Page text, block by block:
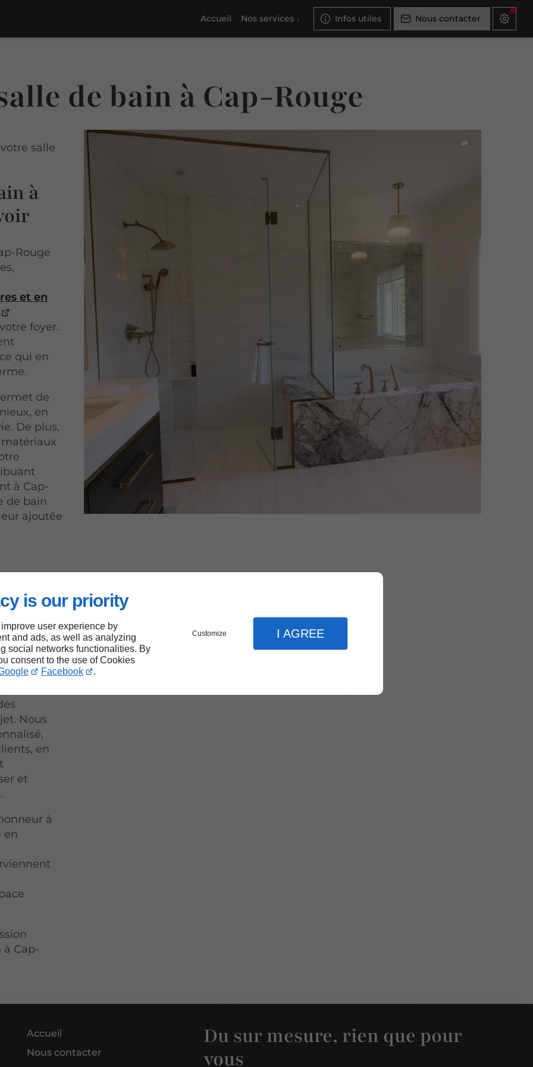
is our priority
user experience by
and ads, as well as analyzing
social networks functionalities. By
consent to the use of Cookies
Facebook .
Customize I AGREE
Accueil Nos services Infos utiles Nous contacter
de bain à Cap-Rouge
salle
à
Rouge
et en
foyer.
qui en
de
en
De plus,
à Cap-
de bain
ajoutée
Cap-
de
Nous
en
et
à
en
à Cap-
Accueil
Nous contacter
Du sur mesure, rien que pour
vous